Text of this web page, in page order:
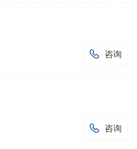
 咨询
 咨询